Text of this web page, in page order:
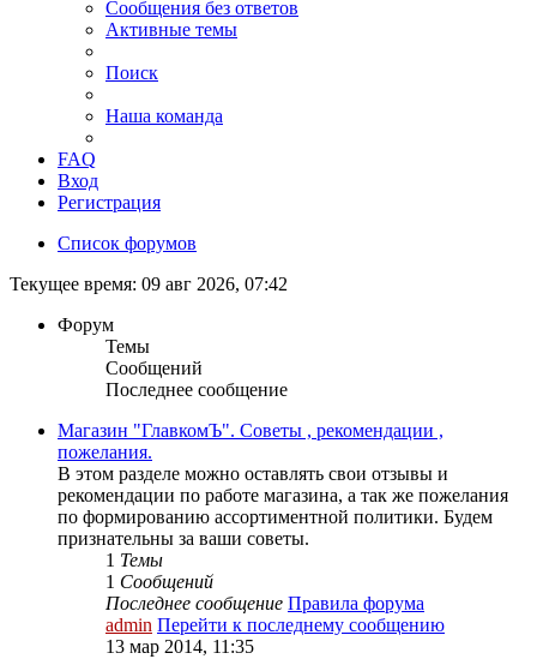
Сообщения без ответов
Активные темы
Поиск
Наша команда
FAQ
Вход
Регистрация
Список форумов
Текущее время: 09 авг 2026, 07:42
Форум
Темы
Сообщений
Последнее сообщение
Магазин "ГлавкомЪ". Советы , рекомендации ,
пожелания.
В этом разделе можно оставлять свои отзывы и
рекомендации по работе магазина, а так же пожелания
по формированию ассортиментной политики. Будем
признательны за ваши советы.
1 Темы
1 Сообщений
Последнее сообщение Правила форума
admin Перейти к последнему сообщению
13 мар 2014, 11:35